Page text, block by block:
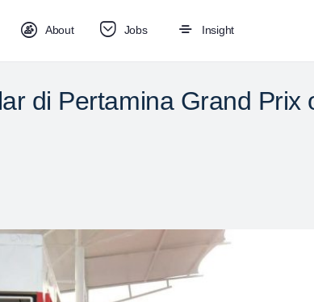
About Jobs Insight
di Pertamina Grand Prix